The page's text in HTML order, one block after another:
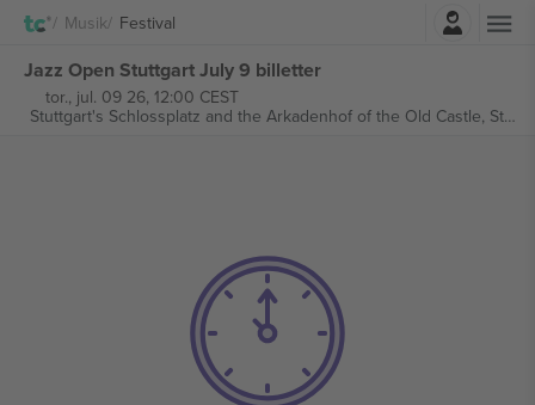
Musik Festival
Jazz Open Stuttgart July 9 billetter
tor., jul. 09 26, 12:00 CEST
Stuttgart's Schlossplatz and the Arkadenhof of the Old Castle, Stuttgart, Germany